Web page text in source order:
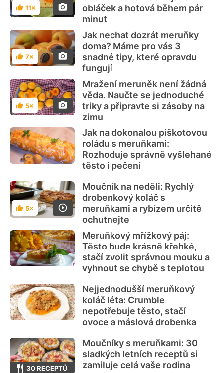
Hodnocení
11×
obláček a hotová během pár
minut
Hodnocení
7×
Jak nechat dozrát meruňky
doma? Máme pro vás 3
snadné tipy, které opravdu
fungují
Hodnocení
5×
Mražení meruněk není žádná
věda. Naučte se jednoduché
triky a připravte si zásoby na
zimu
Jak na dokonalou piškotovou
roládu s meruňkami:
Rozhoduje správně vyšlehané
těsto i pečení
Hodnocení
5×
Moučník na neděli: Rychlý
drobenkový koláč s
meruňkami a rybízem určitě
ochutnejte
Meruňkový mřížkový páj:
Těsto bude krásně křehké,
stačí zvolit správnou mouku a
vyhnout se chybě s teplotou
Nejjednodušší meruňkový
koláč léta: Crumble
nepotřebuje těsto, stačí
ovoce a máslová drobenka
30 RECEPTŮ
Moučníky s meruňkami: 30
sladkých letních receptů si
zamiluje celá vaše rodina